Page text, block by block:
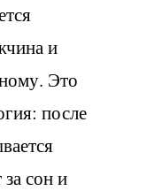
и
Это
после
сон и